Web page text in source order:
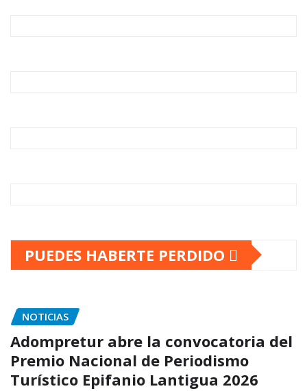
PUEDES HABERTE PERDIDO
NOTICIAS
Adompretur abre la convocatoria del
Premio Nacional de Periodismo
Turístico Epifanio Lantigua 2026